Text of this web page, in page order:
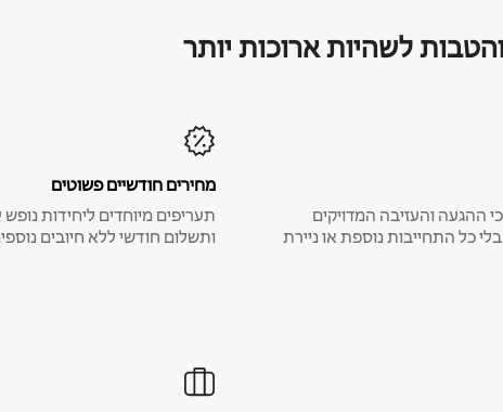
לשהיות ארוכות יותר
ההגעה והעזיבה המדויקים
בלי כל התחייבות נוספת או ניירת
מחירים חודשיים פשוטים
תעריפים מיוחדים ליחידות
ותשלום חודשי ללא חיובים